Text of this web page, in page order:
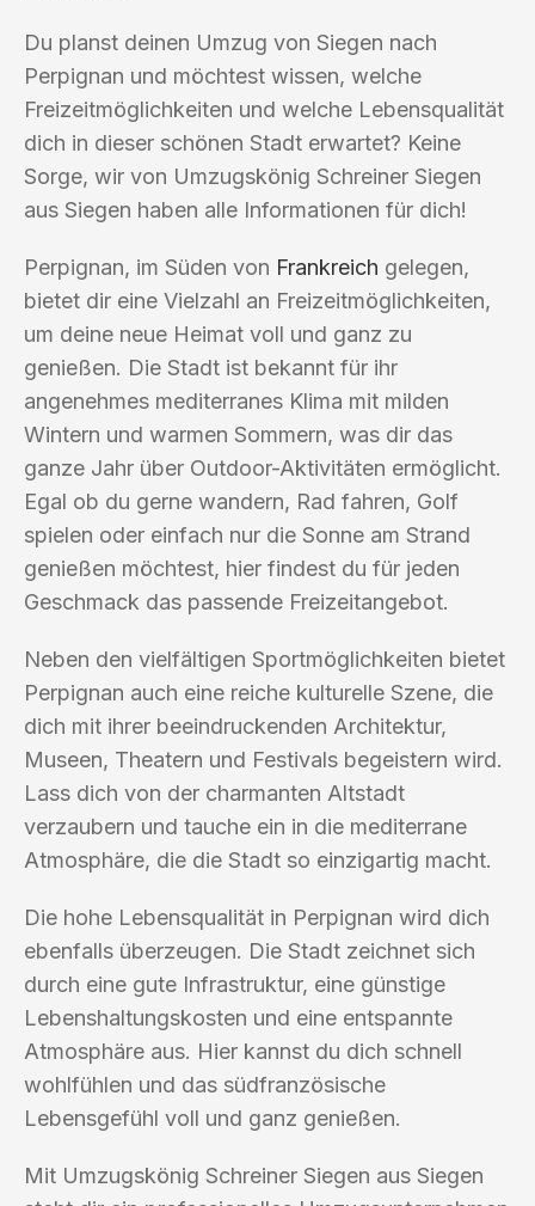
Du planst deinen Umzug von Siegen nach
Perpignan und möchtest wissen, welche
Freizeitmöglichkeiten und welche Lebensqualität
dich in dieser schönen Stadt erwartet? Keine
Sorge, wir von Umzugskönig Schreiner Siegen
aus Siegen haben alle Informationen für dich!
Perpignan, im Süden von Frankreich gelegen,
bietet dir eine Vielzahl an Freizeitmöglichkeiten,
um deine neue Heimat voll und ganz zu
genießen. Die Stadt ist bekannt für ihr
angenehmes mediterranes Klima mit milden
Wintern und warmen Sommern, was dir das
ganze Jahr über Outdoor-Aktivitäten ermöglicht.
Egal ob du gerne wandern, Rad fahren, Golf
spielen oder einfach nur die Sonne am Strand
genießen möchtest, hier findest du für jeden
Geschmack das passende Freizeitangebot.
Neben den vielfältigen Sportmöglichkeiten bietet
Perpignan auch eine reiche kulturelle Szene, die
dich mit ihrer beeindruckenden Architektur,
Museen, Theatern und Festivals begeistern wird.
Lass dich von der charmanten Altstadt
verzaubern und tauche ein in die mediterrane
Atmosphäre, die die Stadt so einzigartig macht.
Die hohe Lebensqualität in Perpignan wird dich
ebenfalls überzeugen. Die Stadt zeichnet sich
durch eine gute Infrastruktur, eine günstige
Lebenshaltungskosten und eine entspannte
Atmosphäre aus. Hier kannst du dich schnell
wohlfühlen und das südfranzösische
Lebensgefühl voll und ganz genießen.
Mit Umzugskönig Schreiner Siegen aus Siegen